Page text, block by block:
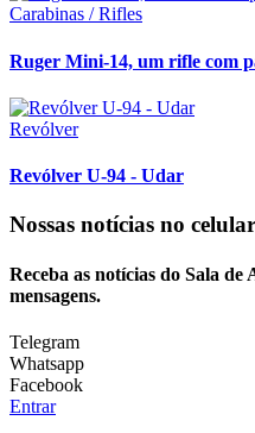
Carabinas / Rifles
Ruger Mini-14, um rifle com
Revólver
Revólver U-94 - Udar
Nossas notícias no celular
Receba as notícias do Sala
mensagens.
Telegram
Whatsapp
Facebook
Entrar